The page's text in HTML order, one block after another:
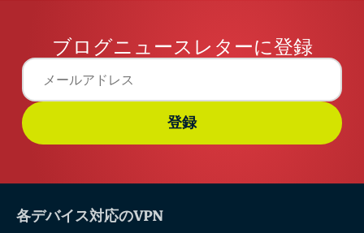
ブログニュースレターに登録
登録
各デバイス対応のVPN